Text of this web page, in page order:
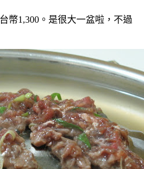
幣1,300。是很大一盆啦，不過